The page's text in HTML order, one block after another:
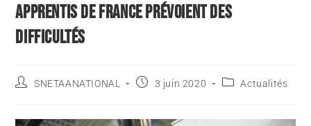
APPRENTIS DE FRANCE PRÉVOIENT DES
DIFFICULTÉS
SNETAANATIONAL 3 juin 2020 Actualités